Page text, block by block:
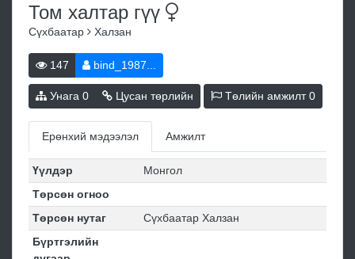
Том халтар гүү
Сүхбаатар Халзан
147 bind_1987...
Унага 0 Цусан төрлийн Төлийн амжилт0
Ерөнхий мэдээлэл Амжилт
Үүлдэр
Монгол
Төрсөн огноо
Төрсөн нутаг
Сүхбаатар Халзан
Бүртгэлийн